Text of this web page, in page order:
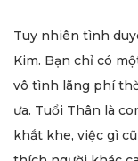
Tuy nhiên tình
Kim. Bạn chỉ có
vô tình lãng phí
ưa. Tuổi Thân là
khắt khe, việc gì